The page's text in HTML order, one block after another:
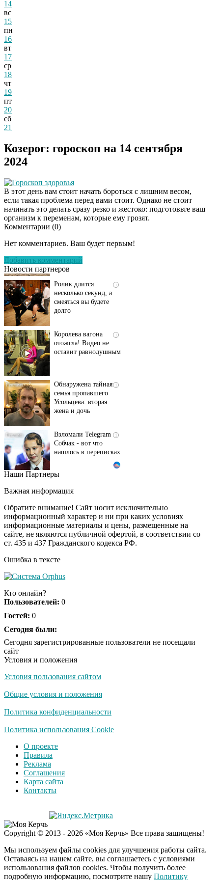
14
вс
15
пн
16
вт
17
ср
18
чт
19
пт
20
сб
21
Козерог: гороскоп на 14 сентября
2024
Гороскоп здоровья
В этот день вам стоит начать бороться с лишним весом,
если такая проблема перед вами стоит. Однако не стоит
начинать это делать сразу резко и жестоко: подготовьте ваш
организм к переменам, которые ему грозят.
Комментарии (0)
Нет комментариев. Ваш будет первым!
Добавить комментарий
Новости партнеров
Скрытая камера на
люди вытворяют, когда
несколько секунд, а
смеяться вы будете
долго
отожгла! Видео не
оставит равнодушным
семья пропавшего
Усольцева: вторая
жена и дочь
Собчак - вот что
нашлось в переписках
Этот танец невесты
Пересмотрела 10 раз
i
"Потеряли стыд в
погоне за "Диором":
Поплавская вмазала
Ролик длится пару
Ржу не переставая, это
не раз
Какие товары
магазинов с 1 августа
Ролик из Омска: вы
Публичный удар
Зеленскому от Кличко:
это настоящий вызов
Наши Партнеры
Важная информация
Обратите внимание! Сайт носит исключительно
информационный характер и ни при каких условиях
информационные материалы и цены, размещенные на
сайте, не являются публичной офертой, в соответствии со
ст. 435 и 437 Гражданского кодекса РФ.
Ошибка в тексте
Кто онлайн?
Пользователей: 0
Гостей: 0
Сегодня были:
Сегодня зарегистрированные пользователи не посещали
сайт
Условия и положения
Условия пользования сайтом
Общие условия и положения
Политика конфиденциальности
Политика использования Cookie
О проекте
Правила
Реклама
Соглашения
Карта сайта
Контакты
Copyright © 2013 - 2026 «Моя Керчь» Все права защищены!
Мы используем файлы cookies для улучшения работы сайта.
Оставаясь на нашем сайте, вы соглашаетесь с условиями
использования файлов cookies. Чтобы получить более
подробную информацию, посмотрите нашу Политику